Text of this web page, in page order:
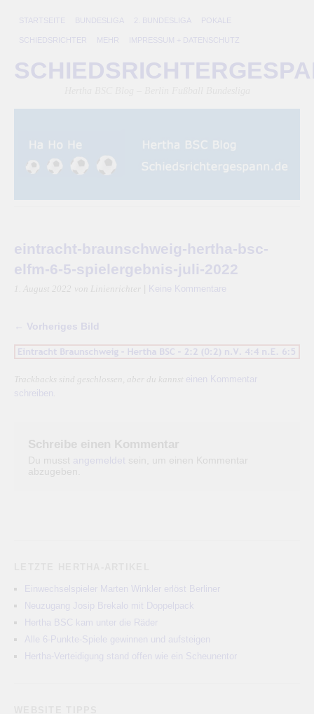
STARTSEITE BUNDESLIGA 2. BUNDESLIGA POKALE
SCHIEDSRICHTER MEHR IMPRESSUM + DATENSCHUTZ
eintracht-braunschweig-hertha-bsc-
elfm-6-5-spielergebnis-juli-2022
1. August 2022 von Linienrichter Keine Kommentare
← Vorheriges Bild
Trackbacks sind geschlossen, aber du kannst einen Kommentar
schreiben
Schreibe einen Kommentar
Du musst angemeldet sein, um einen Kommentar
abzugeben.
Einwechselspieler Marten Winkler erlöst Berliner
Neuzugang Josip Brekalo mit Doppelpack
Hertha BSC kam unter die Räder
Alle 6-Punkte-Spiele gewinnen und aufsteigen
Hertha-Verteidigung stand offen wie ein Scheunentor